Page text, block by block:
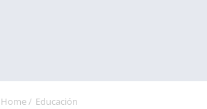
Home/ Educación